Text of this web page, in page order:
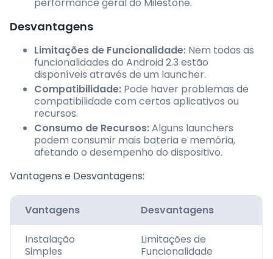
Desvantagens
Limitações de Funcionalidade: Nem todas as
funcionalidades do Android 2.3 estão
disponíveis através de um launcher.
Compatibilidade: Pode haver problemas de
compatibilidade com certos aplicativos ou
recursos.
Consumo de Recursos:Alguns launchers
podem consumir mais bateria e memória,
afetando o desempenho do dispositivo.
Vantagens e Desvantagens:
Vantagens Desvantagens
Instalação
Simples
Limitações de
Funcionalidade